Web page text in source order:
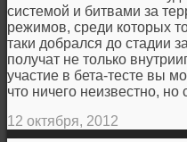
системой и битвами за
режимов, среди которых
таки добрался до стадии
получат не только
участие в бета-тесте вы
что ничего неизвестно,
12 октября, 2012